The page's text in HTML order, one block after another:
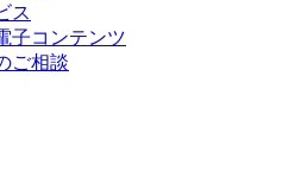
ス
子コンテンツ
ご相談